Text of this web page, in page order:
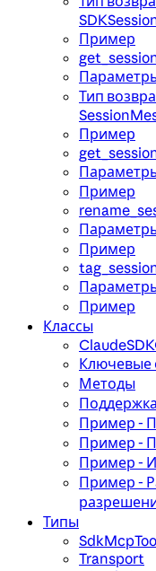
Пример
Тип
Пример
Пример
Пример
Пример
Классы
Ключевые
Методы
Пример -
Пример -
Пример -
Пример -
Типы
Transport